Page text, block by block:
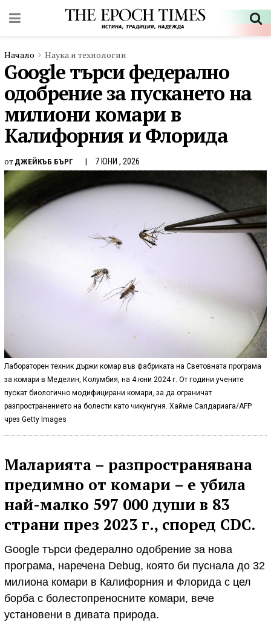
Начало Наука и технологии
Google търси федерално
одобрение за пускането на
милиони комари в
Калифорния и Флорида
от ДЖЕЙКЪБ БЪРГ 7 ЮНИ , 2026
Лабораторен техник държи комар във фабриката на Световната програма
за комари в Меделин, Колумбия, на 4 юни 2024 г. От години учените
пускат биологично модифицирани комари, за да ограничат
разпространението на болести като чикунгуня. Хайме Салдариага/AFP
чрез Getty Images
Маларията – разпространявана
предимно от комари – е убила
най-малко 597 000 души в 83
страни през 2023 г., според CDC.
Google търси федерално одобрение за нова
програма, наречена Debug, която би пуснала до 32
милиона комари в Калифорния и Флорида с цел
борба с болестопреносните комари, вече
установени в дивата природа.